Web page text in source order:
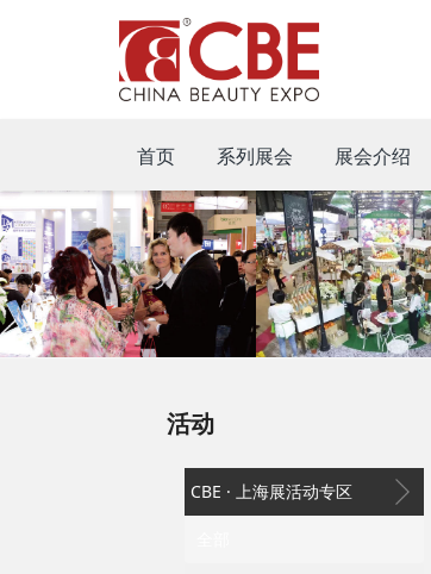
首页 系列展会 展会介绍
活动
CBE · 上海展活动专区